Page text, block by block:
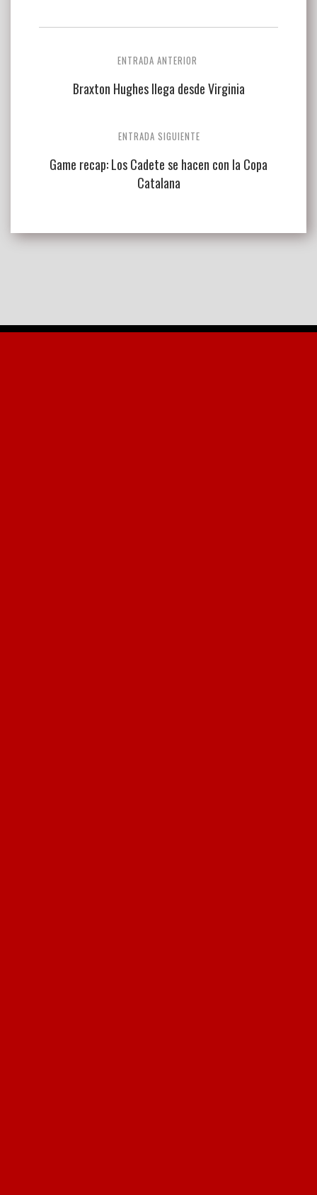
ENTRADA ANTERIOR
Braxton Hughes llega desde Virginia
ENTRADA SIGUIENTE
Game recap: Los Cadete se hacen con la Copa
Catalana